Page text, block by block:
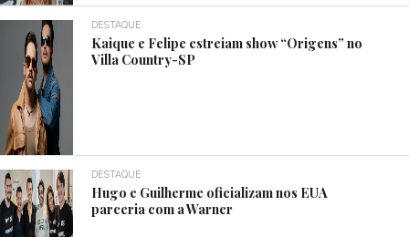
DESTAQUE
Kaique e Felipe estreiam show “Origens” no
Villa Country-SP
DESTAQUE
Hugo e Guilherme oficializam nos EUA
parceria com a Warner